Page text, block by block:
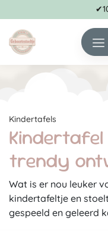
Kindertafels
trendy
Wat is er nou leuker
kindertafeltje en
gespeeld en geleerd